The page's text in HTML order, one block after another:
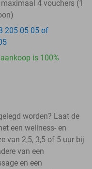
4 vouchers (1
205 05 05 of
is 100%
worden? Laat de
een wellness- en
van 2,5, 3,5 of 5 uur bij
van een
en een